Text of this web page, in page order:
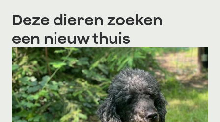
Deze dieren zoeken
een nieuw thuis